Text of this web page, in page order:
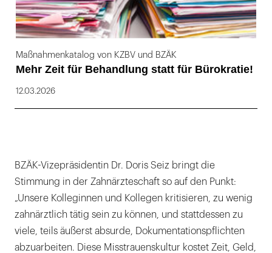
Maßnahmenkatalog von KZBV und BZÄK
Mehr Zeit für Behandlung statt für Bürokratie!
12.03.2026
BZÄK-Vizepräsidentin Dr. Doris Seiz bringt die
Stimmung in der Zahnärzteschaft so auf den Punkt:
„Unsere Kolleginnen und Kollegen kritisieren, zu wenig
zahnärztlich tätig sein zu können, und stattdessen zu
viele, teils äußerst absurde, Dokumentationspflichten
abzuarbeiten. Diese Misstrauenskultur kostet Zeit, Geld,